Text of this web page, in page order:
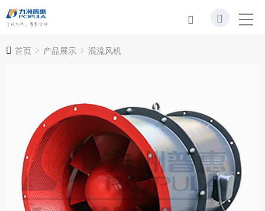
首页 产品展示 混流风机